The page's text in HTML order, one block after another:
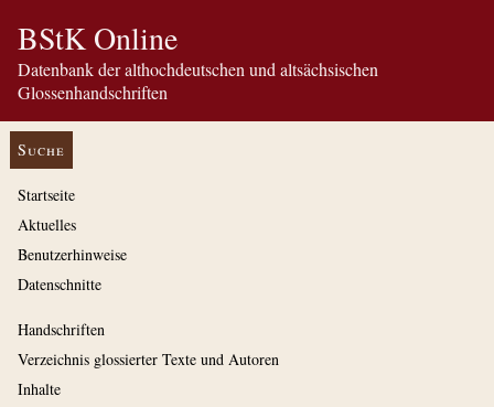
BStK Online
Datenbank der althochdeutschen und altsächsischen
Glossenhandschriften
Suche
Startseite
Aktuelles
Benutzerhinweise
Datenschnitte
Handschriften
Verzeichnis glossierter Texte und Autoren
Inhalte